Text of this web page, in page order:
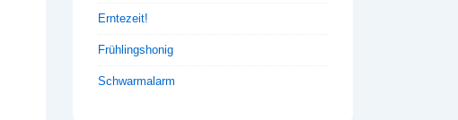
Erntezeit!
Frühlingshonig
Schwarmalarm